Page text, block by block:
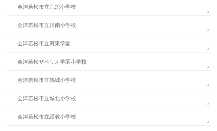
会津若松市立荒舘小学校
会津若松市立川南小学校
会津若松市立河東学園
会津若松ザベリオ学園小学校
会津若松市立鶴城小学校
会津若松市立城北小学校
会津若松市立謹教小学校